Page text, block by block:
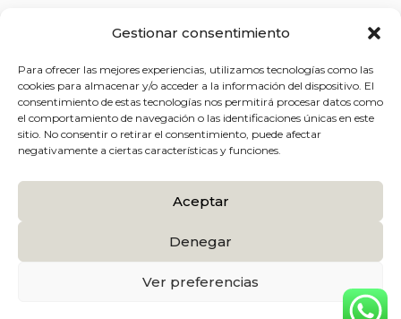
Gestionar consentimiento
Para ofrecer las mejores experiencias, utilizamos tecnologías como las
cookies para almacenar y/o acceder a la información del dispositivo. El
consentimiento de estas tecnologías nos permitirá procesar datos como
el comportamiento de navegación o las identificaciones únicas en este
sitio. No consentir o retirar el consentimiento, puede afectar
negativamente a ciertas características y funciones.
Aceptar
Denegar
Ver preferencias
Aviso legal
Política de privacidad
Política de cookies (UE)